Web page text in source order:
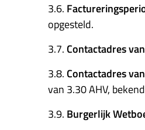
3.6.
opgesteld.
3.7. Contactadres
3.8. Contactadres
van 3.30 AHV,
3.9. Burgerlijk